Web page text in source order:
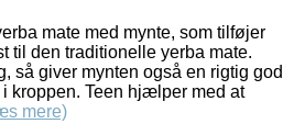
mate med mynte, som tilføjer
til den traditionelle yerba mate.
så giver mynten også en rigtig god
kroppen. Teen hjælper med at
mere)